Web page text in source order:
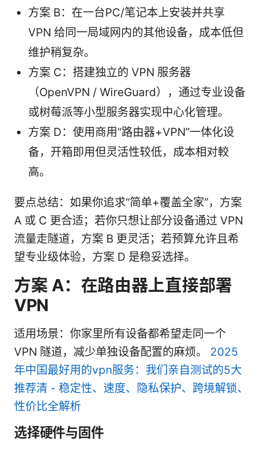
方案 B：在一台PC/笔记本上安装并共享
VPN 给同一局域网内的其他设备，成本低但
维护稍复杂。
方案 C：搭建独立的 VPN 服务器
（OpenVPN / WireGuard），通过专业设备
或树莓派等小型服务器实现中心化管理。
方案 D：使用商用“路由器+VPN”一体化设
备，开箱即用但灵活性较低，成本相对較
高。
要点总结：如果你追求“简单+覆盖全家”，方案
A 或 C 更合适；若你只想让部分设备通过 VPN
流量走隧道，方案 B 更灵活；若预算允许且希
望专业级体验，方案 D 是稳妥选择。
方案 A：在路由器上直接部署
VPN
适用场景：你家里所有设备都希望走同一个
VPN 隧道，减少单独设备配置的麻烦。 2025
年中国最好用的vpn服务：我们亲自测试的5大
推荐清 - 稳定性、速度、隐私保护、跨境解锁、
性价比全解析
选择硬件与固件